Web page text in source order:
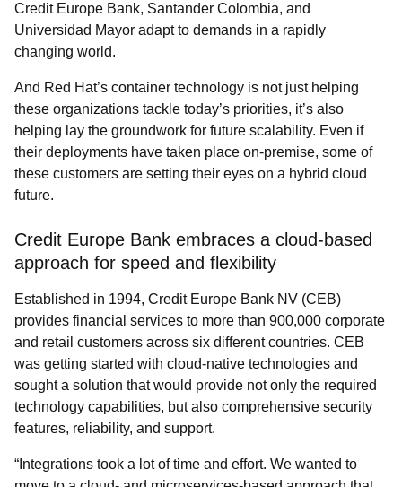
Credit Europe Bank, Santander Colombia, and
Universidad Mayor adapt to demands in a rapidly
changing world.
And Red Hat’s container technology is not just helping
these organizations tackle today’s priorities, it’s also
helping lay the groundwork for future scalability. Even if
their deployments have taken place on-premise, some of
these customers are setting their eyes on a hybrid cloud
future.
Credit Europe Bank embraces a cloud-based
approach for speed and flexibility
Established in 1994, Credit Europe Bank NV (CEB)
provides financial services to more than 900,000 corporate
and retail customers across six different countries. CEB
was getting started with cloud-native technologies and
sought a solution that would provide not only the required
technology capabilities, but also comprehensive security
features, reliability, and support.
“Integrations took a lot of time and effort. We wanted to